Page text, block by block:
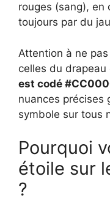
rouges (sang), en
toujours par du
Attention à ne
celles du drapeau
est codé
nuances précises
symbole sur tous
Pourquoi
étoile sur
?